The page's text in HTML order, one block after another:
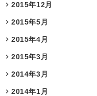
2015年12月
2015年5月
2015年4月
2015年3月
2014年3月
2014年1月